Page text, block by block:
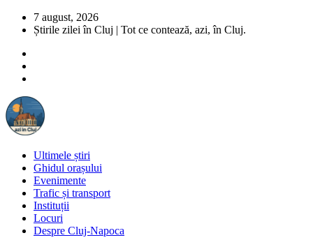
7 august, 2026
Știrile zilei în Cluj | Tot ce contează, azi, în Cluj.
Ultimele știri
Ghidul orașului
Evenimente
Trafic și transport
Instituții
Locuri
Despre Cluj-Napoca